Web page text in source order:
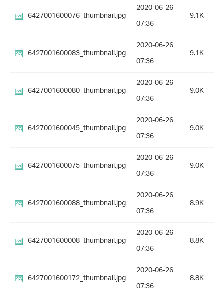
6427001600076_thumbnail.jpg
2020-06-26
07:36
9.1K
6427001600083_thumbnail.jpg
2020-06-26
07:36
9.1K
6427001600080_thumbnail.jpg
2020-06-26
07:36
9.0K
6427001600045_thumbnail.jpg
2020-06-26
07:36
9.0K
6427001600075_thumbnail.jpg
2020-06-26
07:36
9.0K
6427001600088_thumbnail.jpg
2020-06-26
07:36
8.9K
6427001600008_thumbnail.jpg
2020-06-26
07:36
8.8K
6427001600172_thumbnail.jpg
2020-06-26
07:36
8.8K